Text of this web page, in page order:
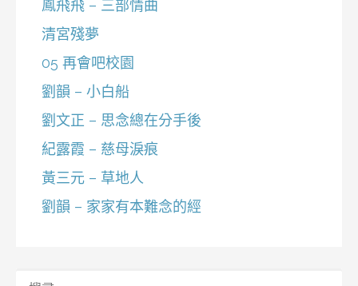
鳳飛飛 – 三部情曲
清宮殘夢
05 再會吧校園
劉韻 – 小白船
劉文正 – 思念總在分手後
紀露霞 – 慈母淚痕
黃三元 – 草地人
劉韻 – 家家有本難念的經